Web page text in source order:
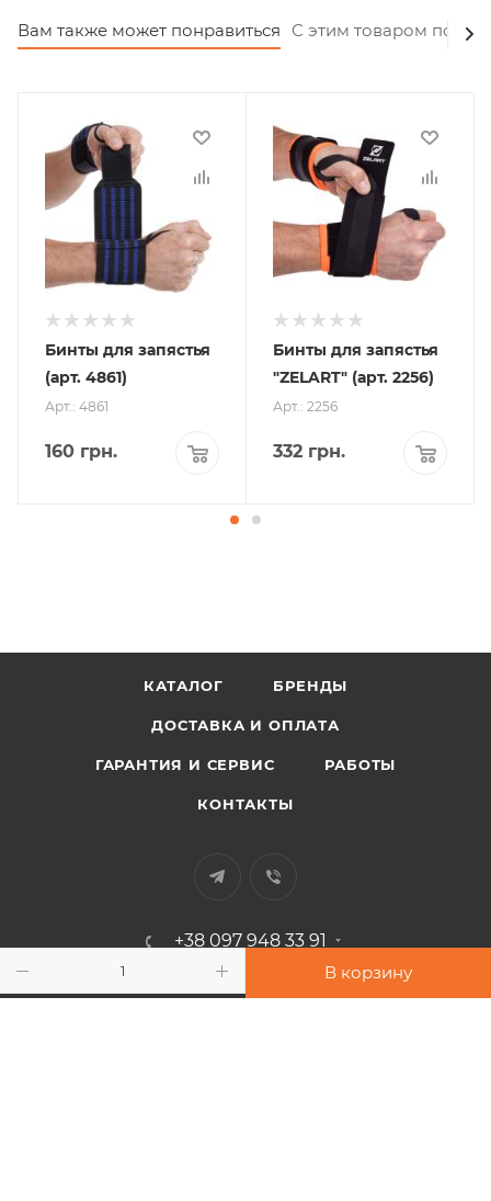
В корзину
Вам также может понравиться С этим товаром
Бинты для запястья
(арт. 4861)
Арт.: 4861
160 грн.
Бинты для запястья
"ZELART" (арт. 2256)
Арт.: 2256
332 грн.
КАТАЛОГ БРЕНДЫ
ДОСТАВКА И ОПЛАТА
ГАРАНТИЯ И СЕРВИС РАБОТЫ
КОНТАКТЫ
+38 097 948 33 91
info@sport-power.com.ua